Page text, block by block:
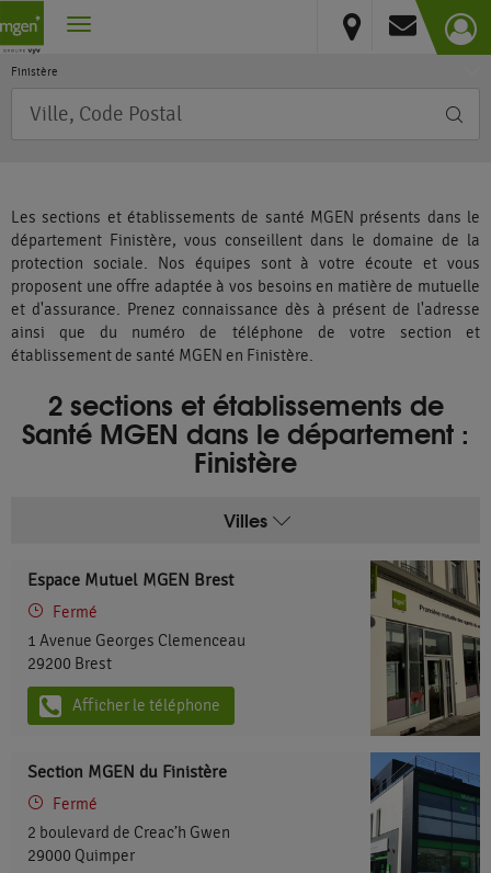
Bretagne
Finistère
Vous résidez hors France métropolitaine et DOM
Les sections et établissements de santé MGEN présents dans le
département Finistère, vous conseillent dans le domaine de la
protection sociale. Nos équipes sont à votre écoute et vous
proposent une offre adaptée à vos besoins en matière de mutuelle
et d'assurance. Prenez connaissance dès à présent de l'adresse
ainsi que du numéro de téléphone de votre section et
établissement de santé MGEN en Finistère.
2 sections et établissements de
Santé MGEN dans le département :
Finistère
Villes
Espace Mutuel MGEN Brest
Fermé
1 Avenue Georges Clemenceau
29200 Brest
Afficher le téléphone
Section MGEN du Finistère
Fermé
2 boulevard de Creac’h Gwen
29000 Quimper